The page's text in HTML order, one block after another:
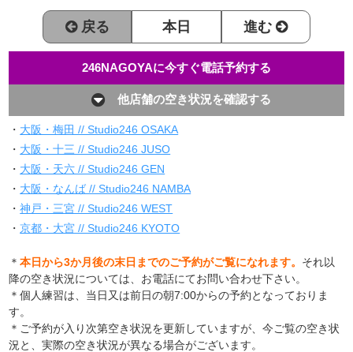
戻る 本日 進む
246NAGOYAに今すぐ電話予約する
他店舗の空き状況を確認する
・ 大阪・梅田 // Studio246 OSAKA
・ 大阪・十三 // Studio246 JUSO
・ 大阪・天六 // Studio246 GEN
・ 大阪・なんば // Studio246 NAMBA
・神戸・三宮 // Studio246 WEST
・京都・大宮 // Studio246 KYOTO
＊本日から3か月後の末日までのご予約がご覧になれます。 それ以
降の空き状況については、お電話にてお問い合わせ下さい。
＊個人練習は、当日又は前日の朝7:00からの予約となっておりま
す。
＊ご予約が入り次第空き状況を更新していますが、今ご覧の空き状
況と、実際の空き状況が異なる場合がございます。